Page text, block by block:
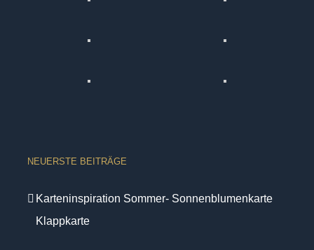
NEUERSTE BEITRÄGE
Karteninspiration Sommer- Sonnenblumenkarte
Klappkarte